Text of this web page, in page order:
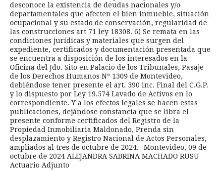
desconoce la existencia de deudas nacionales y/o
departamentales que afecten el bien inmueble, situación
ocupacional y su estado de conservación, regularidad de
las construcciones art 71 ley 18308. 6) Se remata en las
condiciones jurídicas y materiales que surgen del
expediente, certificados y documentación presentada que
se encuentra a disposición de los interesados en la
Oficina del Jdo. Sito en Palacio de los Tribunales, Pasaje
de los Derechos Humanos Nº 1309 de Montevideo,
debiéndose tener presente el art. 390 inc. Final del C.G.P.
y lo dispuesto por Ley 19.574 Lavado de Activos en lo
correspondiente. Y a los efectos legales se hacen estas
publicaciones, dejándose constancia que se libra el
presente conforme certificados del Registro de la
Propiedad Inmobiliaria Maldonado, Prenda sin
desplazamiento y Registro Nacional de Actos Personales,
ampliados al tres de octubre de 2024.- Montevideo, 09 de
octubre de 2024 ALEJANDRA SABRINA MACHADO RUSU
Actuario Adjunto